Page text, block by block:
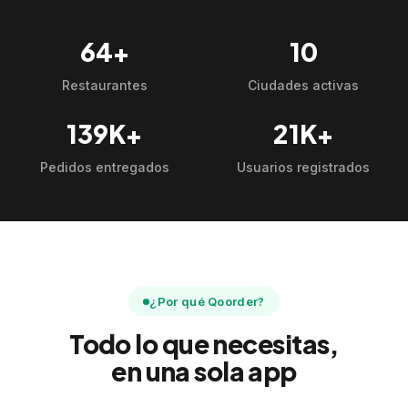
64+
Restaurantes
10
Ciudades activas
139K+
Pedidos entregados
21K+
Usuarios registrados
¿Por qué Qoorder?
Todo lo que necesitas,
en una sola app